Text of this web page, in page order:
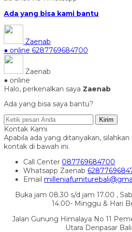
Ada yang bisa kami bantu
Zaenab
● online 6287769684700
Zaenab
● online
Halo, perkenalkan saya Zaenab
Ada yang bisa saya bantu?
Kirim
Kontak Kami
Apabila ada yang ditanyakan,
kontak di bawah ini.
Call Center 087769684700
Whatsapp Zaenab
Email
Buka jam 08.30 s/d jam 17.00 ,
14.00- Minggu & Hari
Jalan Gunung Himalaya No 11
Utara Denpasar Bali